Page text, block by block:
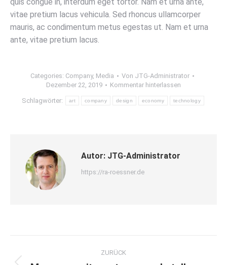
vitae pretium lacus vehicula. Sed rhoncus ullamcorper
mauris, ac condimentum metus egestas ut. Nam et urna
ante, vitae pretium lacus.
Categories: Company, Media Von JTG-Administrator
Dezember 22, 2019
Kommentar hinterlassen
Schlagwörter: art company design economy technology
Autor: JTG-Administrator
https://ra-roessner.de
Kommentarnavigation
ZURÜCK